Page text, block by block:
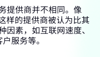
提供商并不相同。像
的提供商被认为比其
因素，如互联网速度、
服务等。